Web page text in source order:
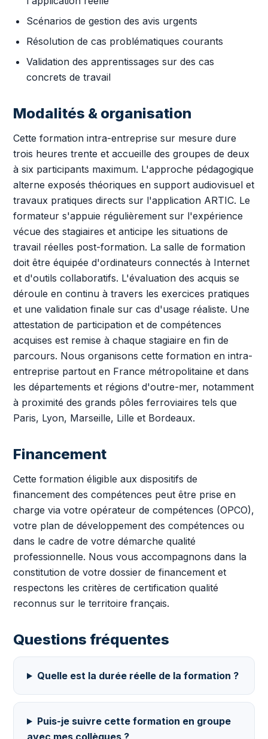
Scénarios de gestion des avis urgents
Résolution de cas problématiques courants
Validation des apprentissages sur des cas
concrets de travail
Modalités & organisation
Cette formation intra-entreprise sur mesure dure
trois heures trente et accueille des groupes de deux
à six participants maximum. L'approche pédagogique
alterne exposés théoriques en support audiovisuel et
travaux pratiques directs sur l'application ARTIC. Le
formateur s'appuie régulièrement sur l'expérience
vécue des stagiaires et anticipe les situations de
travail réelles post-formation. La salle de formation
doit être équipée d'ordinateurs connectés à Internet
et d'outils collaboratifs. L'évaluation des acquis se
déroule en continu à travers les exercices pratiques
et une validation finale sur cas d'usage réaliste. Une
attestation de participation et de compétences
acquises est remise à chaque stagiaire en fin de
parcours. Nous organisons cette formation en intra-
entreprise partout en France métropolitaine et dans
les départements et régions d'outre-mer, notamment
à proximité des grands pôles ferroviaires tels que
Paris, Lyon, Marseille, Lille et Bordeaux.
Financement
Cette formation éligible aux dispositifs de
financement des compétences peut être prise en
charge via votre opérateur de compétences (OPCO),
votre plan de développement des compétences ou
dans le cadre de votre démarche qualité
professionnelle. Nous vous accompagnons dans la
constitution de votre dossier de financement et
respectons les critères de certification qualité
reconnus sur le territoire français.
Questions fréquentes
Quelle est la durée réelle de la formation ?
Puis-je suivre cette formation en groupe
avec mes collègues ?